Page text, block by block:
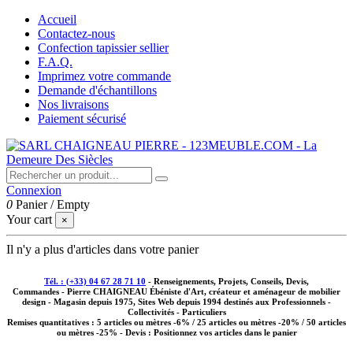
Accueil
Contactez-nous
Confection tapissier sellier
F.A.Q.
Imprimez votre commande
Demande d'échantillons
Nos livraisons
Paiement sécurisé
Connexion
0 Panier /Empty
Your cart
×
Il n'y a plus d'articles dans votre panier
Tél. : (+33) 04 67 28 71 10 - Renseignements, Projets, Conseils, Devis,
Commandes - Pierre CHAIGNEAU Ébéniste d'Art, créateur et aménageur de mobilier
design - Magasin depuis 1975, Sites Web depuis 1994 destinés aux Professionnels -
Collectivités - Particuliers
Remises quantitatives : 5 articles ou mètres -6% / 25 articles ou mètres -20% / 50 articles
ou mètres -25% - Devis : Positionnez vos articles dans le panier